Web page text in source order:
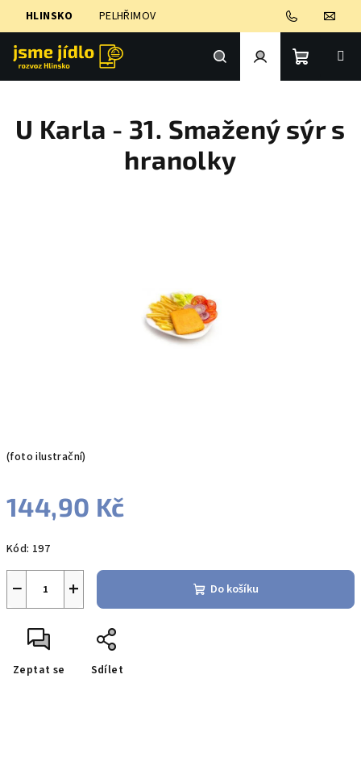
HLINSKO PELHŘIMOV
Hledat PřihlášeníNákupní
košík
(foto ilustrační)
144,90 Kč
cena:
Kód: 197
+
− Do košíku
Zeptat se Sdílet
U Karla - 31. Smažený sýr s
hranolky